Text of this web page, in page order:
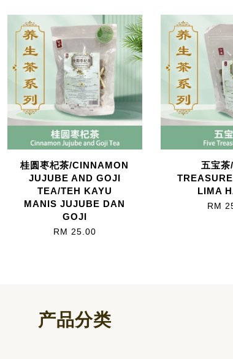
桂圆枣杞茶/CINNAMON
JUJUBE AND GOJI
TEA/TEH KAYU
MANIS JUJUBE DAN
GOJI
RM 25.00
五宝茶
LIMA
RM
产品分类